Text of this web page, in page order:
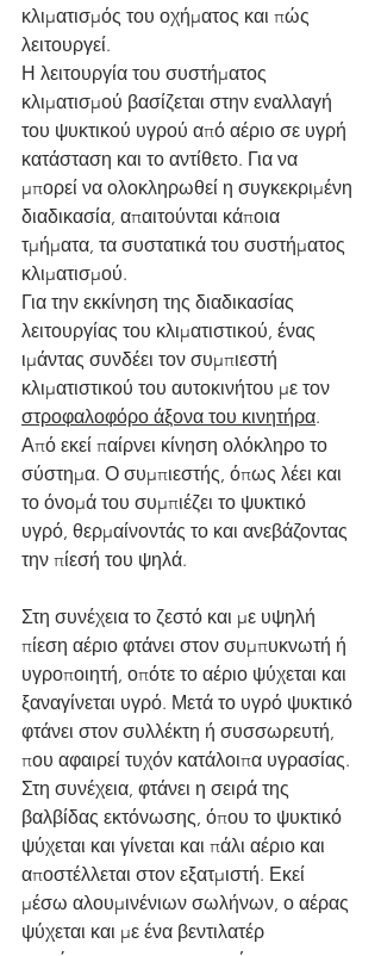
κλιματισμός του οχήματος και πώς
λειτουργεί.
Η λειτουργία του συστήματος
κλιματισμού βασίζεται στην εναλλαγή
του ψυκτικού υγρού από αέριο σε υγρή
κατάσταση και το αντίθετο. Για να
μπορεί να ολοκληρωθεί η συγκεκριμένη
διαδικασία, απαιτούνται κάποια
τμήματα, τα συστατικά του συστήματος
κλιματισμού.
Για την εκκίνηση της διαδικασίας
λειτουργίας του κλιματιστικού, ένας
ιμάντας συνδέει τον συμπιεστή
κλιματιστικού του αυτοκινήτου με τον
στροφαλοφόρο άξονα του κινητήρα.
Από εκεί παίρνει κίνηση ολόκληρο το
σύστημα. Ο συμπιεστής, όπως λέει και
το όνομά του συμπιέζει το ψυκτικό
υγρό, θερμαίνοντάς το και ανεβάζοντας
την πίεσή του ψηλά.
Στη συνέχεια το ζεστό και με υψηλή
πίεση αέριο φτάνει στον συμπυκνωτή ή
υγροποιητή, οπότε το αέριο ψύχεται και
ξαναγίνεται υγρό. Μετά το υγρό ψυκτικό
φτάνει στον συλλέκτη ή συσσωρευτή,
που αφαιρεί τυχόν κατάλοιπα υγρασίας.
Στη συνέχεια, φτάνει η σειρά της
βαλβίδας εκτόνωσης, όπου το ψυκτικό
ψύχεται και γίνεται και πάλι αέριο και
αποστέλλεται στον εξατμιστή. Εκεί
μέσω αλουμινένιων σωλήνων, ο αέρας
ψύχεται και με ένα βεντιλατέρ